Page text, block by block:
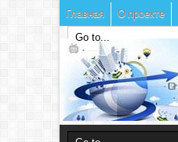
Главная О проекте